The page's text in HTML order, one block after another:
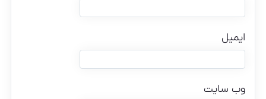
ایمیل
وب‌ سایت